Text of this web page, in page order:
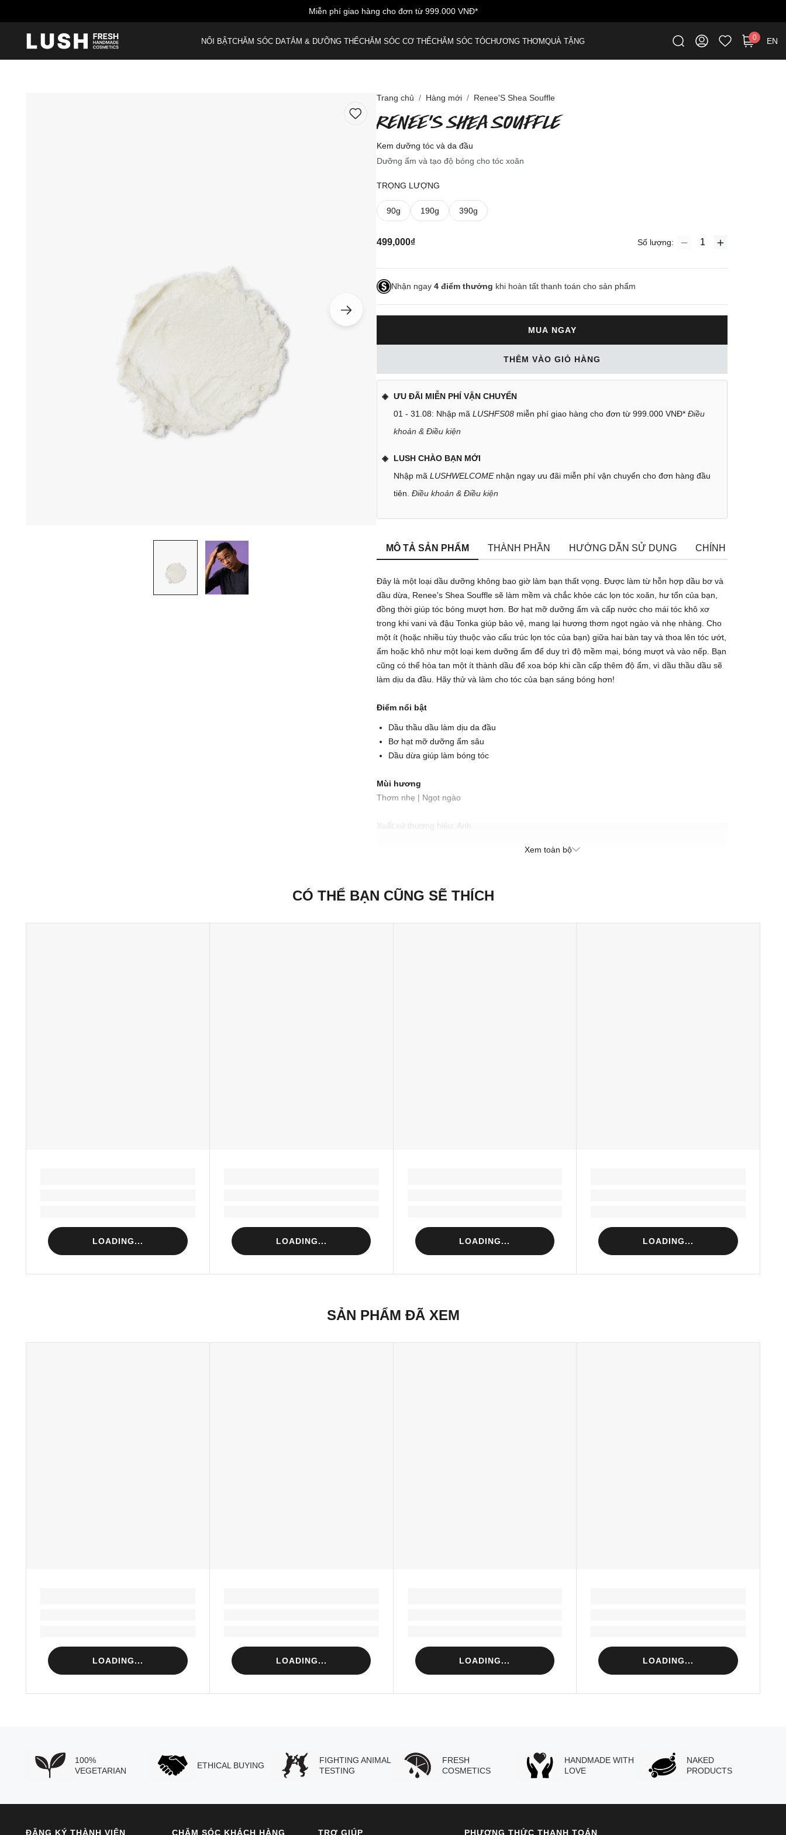
Miễn phí giao hàng cho đơn từ 999.000 VNĐ*
NỔI BẬTCHĂM SÓC DATẮM & DƯỠNG THỂCHĂM SÓC CƠ THỂCHĂM SÓC TÓCHƯƠNG THƠMQUÀ TẶNG 0 EN
Trang chủ Hàng mới Renee'S Shea Souffle
RENEE'S SHEA SOUFFLE
Kem dưỡng tóc và da đầu
Dưỡng ẩm và tạo độ bóng cho tóc xoăn
TRỌNG LƯỢNG
90g 190g 390g
499,000₫ Số lượng:
Nhận ngay 4 điểm thưởng khi hoàn tất thanh toán cho sản phẩm
MUA NGAY
THÊM VÀO GIỎ HÀNG
ƯU ĐÃI MIỄN PHÍ VẬN CHUYỂN
01 - 31.08: Nhập mã LUSHFS08 miễn phí giao hàng cho đơn từ 999.000 VNĐ* Điều
khoản & Điều kiện
LUSH CHÀO BẠN MỚI
Nhập mã LUSHWELCOMEnhận ngay ưu đãi miễn phí vận chuyển cho đơn hàng đầu
tiên. Điều khoản & Điều kiện
MÔ TẢ SẢN PHẨM THÀNH PHẦN HƯỚNG DẪN SỬ DỤNG CHÍNH SÁCH ĐỔI
Đây là một loại dầu dưỡng không bao giờ làm bạn thất vọng. Được làm từ hỗn hợp dầu bơ và
dầu dừa, Renee's Shea Souffle sẽ làm mềm và chắc khỏe các lọn tóc xoăn, hư tổn của bạn,
đồng thời giúp tóc bóng mượt hơn. Bơ hạt mỡ dưỡng ẩm và cấp nước cho mái tóc khô xơ
trong khi vani và đậu Tonka giúp bảo vệ, mang lại hương thơm ngọt ngào và nhẹ nhàng. Cho
một ít (hoặc nhiều tùy thuộc vào cấu trúc lọn tóc của bạn) giữa hai bàn tay và thoa lên tóc ướt,
ẩm hoặc khô như một loại kem dưỡng ẩm để duy trì độ mềm mại, bóng mượt và vào nếp. Bạn
cũng có thể hòa tan một ít thành dầu để xoa bóp khi cần cấp thêm độ ẩm, vì dầu thầu dầu sẽ
làm dịu da đầu. Hãy thử và làm cho tóc của bạn sáng bóng hơn!
Điểm nổi bật
Dầu thầu dầu làm dịu da đầu
Bơ hạt mỡ dưỡng ẩm sâu
Dầu dừa giúp làm bóng tóc
Mùi hương
Thơm nhẹ | Ngọt ngào
Xuất xứ thương hiệu: Anh
Xem toàn bộ
CÓ THỂ BẠN CŨNG SẼ THÍCH
LOADING... LOADING... LOADING... LOADING...
SẢN PHẨM ĐÃ XEM
LOADING... LOADING... LOADING... LOADING...
100%
VEGETARIAN
ETHICAL BUYING
FIGHTING ANIMAL
TESTING
FRESH
COSMETICS
HANDMADE WITH
LOVE
NAKED
PRODUCTS
ĐĂNG KÝ THÀNH VIÊN CHĂM SÓC KHÁCH HÀNG TRỢ GIÚP PHƯƠNG THỨC THANH TOÁN